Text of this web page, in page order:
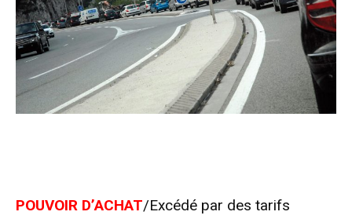
POUVOIR D’ACHAT/Excédé par des tarifs